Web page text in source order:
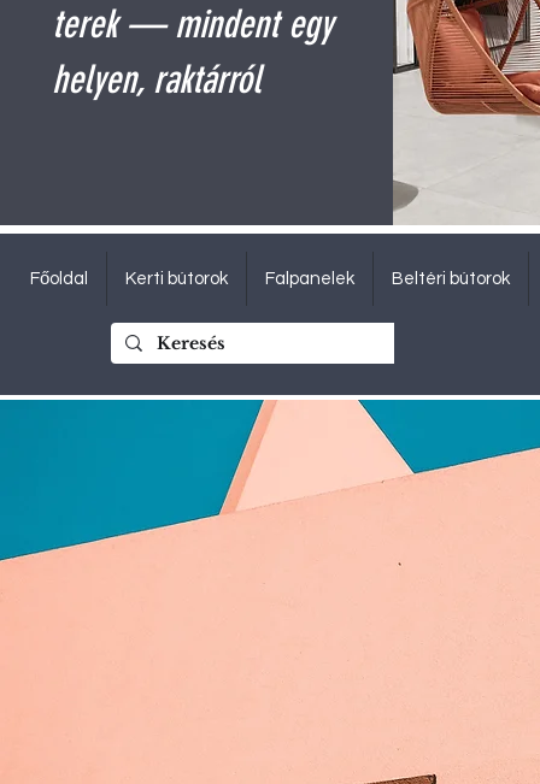
terek — mindent egy
helyen, raktárról
Főoldal Kerti bútorok Falpanelek Beltéri bútorok